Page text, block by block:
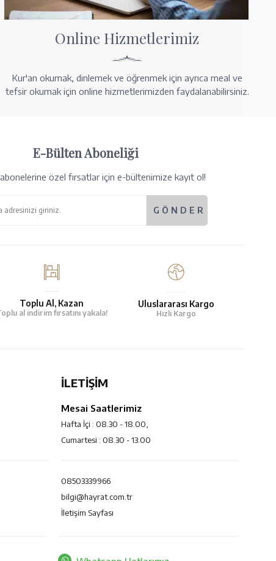
Online Hizmetlerimiz
Kur'an okumak, dinlemek ve öğrenmek için ayrıca meal ve
tefsir okumak için online hizmetlerimizden faydalanabilirsiniz.
E-Bülten Aboneliği
özel fırsatlar için e-bültenimize kayıt ol!
Toplu Al, Kazan
al indirim fırsatını yakala!
Uluslararası Kargo
Hızlı Kargo
İLETİŞİM
Mesai Saatlerimiz
Hafta İçi : 08.30 - 18.00,
Cumartesi : 08.30 - 13.00
08503339966
bilgi@hayrat.com.tr
İletişim Sayfası